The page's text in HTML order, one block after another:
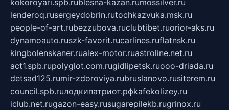
kokoroyari.spb.rublesna-kazan.rumossilver.ru
lenderoq.rusergeydobrin.rutochkazvuka.msk.ru
people-of-art.rubezzubova.ruclubtibet.ruorior-aks.ru
dynamoauto.ruszk-favorit.rucarlines.ruflatnsk.ru
kingbolenskaner.rualex-motor.ruastroline.net.ru
act1.spb.rupolyglot.com.rugidlipetsk.ruooo-driada.ru
detsad125.rumir-zdoroviya.rubruslanovo.rusiterem.ru
council.spb.ruлодкипатриот.рфkafekolizey.ru
iclub.net.rugazon-easy.rusugarepilekb.rugrinox.ru